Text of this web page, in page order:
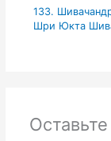
133.
Шри Юкта